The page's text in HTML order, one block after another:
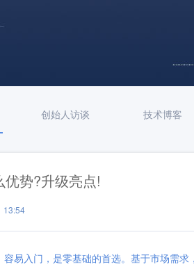
创始人访谈 技术博客
势?升级亮点!
13:54
易入门，是零基础的首选。基于市场需